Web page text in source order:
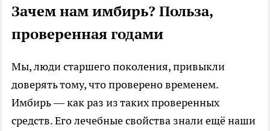
Зачем нам имбирь? Польза,
проверенная годами
Мы, люди старшего поколения, привыкли
доверять тому, что проверено временем.
Имбирь — как раз из таких проверенных
средств. Его лечебные свойства знали ещё наши